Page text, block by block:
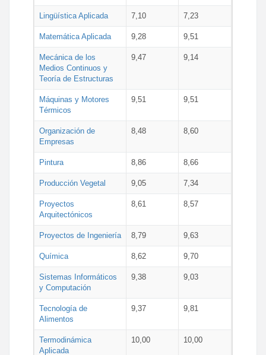
Lingüística Aplicada 7,10 7,23
Matemática Aplicada 9,28 9,51
Mecánica de los
Medios Continuos y
Teoría de Estructuras
9,47 9,14
Máquinas y Motores
Térmicos
9,51 9,51
Organización de
Empresas
8,48 8,60
Pintura 8,86 8,66
Producción Vegetal 9,05 7,34
Proyectos
Arquitectónicos
8,61 8,57
Proyectos de Ingeniería 8,79 9,63
Química 8,62 9,70
Sistemas Informáticos
y Computación
9,38 9,03
Tecnología de
Alimentos
9,37 9,81
Termodinámica
Aplicada
10,00 10,00